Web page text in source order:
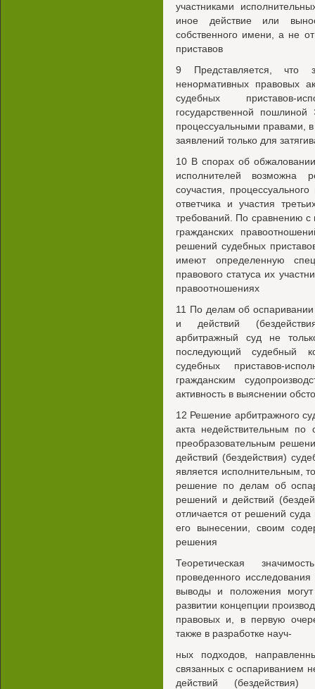
участниками
иное действие или
собственного имени, а не
приставов
9 Представляется, что
ненормативных правовых
судебных приставов-
государственной пошлиной
процессуальными правами,
заявлений только для
10 В спорах об
исполнителей возможна
соучастия,
ответчика и участия
требований. По сравнению
гражданских
решений судебных
имеют определенную
правового статуса их
правоотношениях
11 По делам об
и действий
арбитражный суд не
последующий судебный
судебных приставов-
гражданским
активность в выяснении
12 Решение арбитражного
акта недействительным по
преобразовательным
действий (бездействия)
является исполнительным,
решение по делам об
решений и действий
отличается от решений
его вынесении, своим
решения
Теоретическая
проведенного
выводы и положения
развитии концепции
правовых и, в первую
также в разработке науч-
ных подходов,
связанных с оспариванием
действий (бездействия)